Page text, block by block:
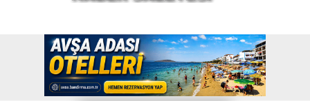
Copyright © 2026www.bandirma.com.tr. Bir